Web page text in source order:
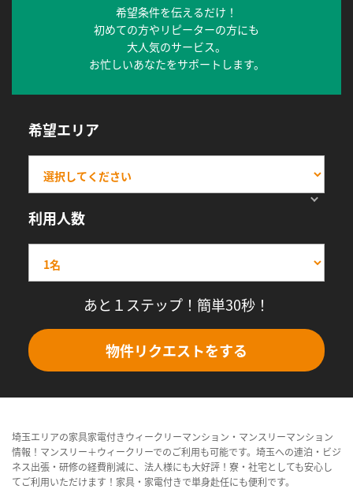
希望条件を伝えるだけ！
初めての方やリピーターの方にも
大人気のサービス。
お忙しいあなたをサポートします。
希望エリア
利用人数
あと１ステップ！簡単30秒！
物件リクエストをする
埼玉エリアの家具家電付きウィークリーマンション・マンスリーマンション
情報！マンスリー＋ウィークリーでのご利用も可能です。埼玉への連泊・ビジ
ネス出張・研修の経費削減に、法人様にも大好評！寮・社宅としても安心し
てご利用いただけます！家具・家電付きで単身赴任にも便利です。